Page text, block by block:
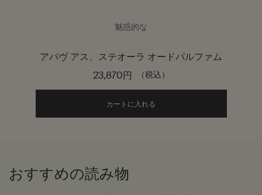
魅惑的な
アバヴ アス、ステオーラ オードパルファム
23,870円
（税込）
カートに入れる
おすすめの読み物